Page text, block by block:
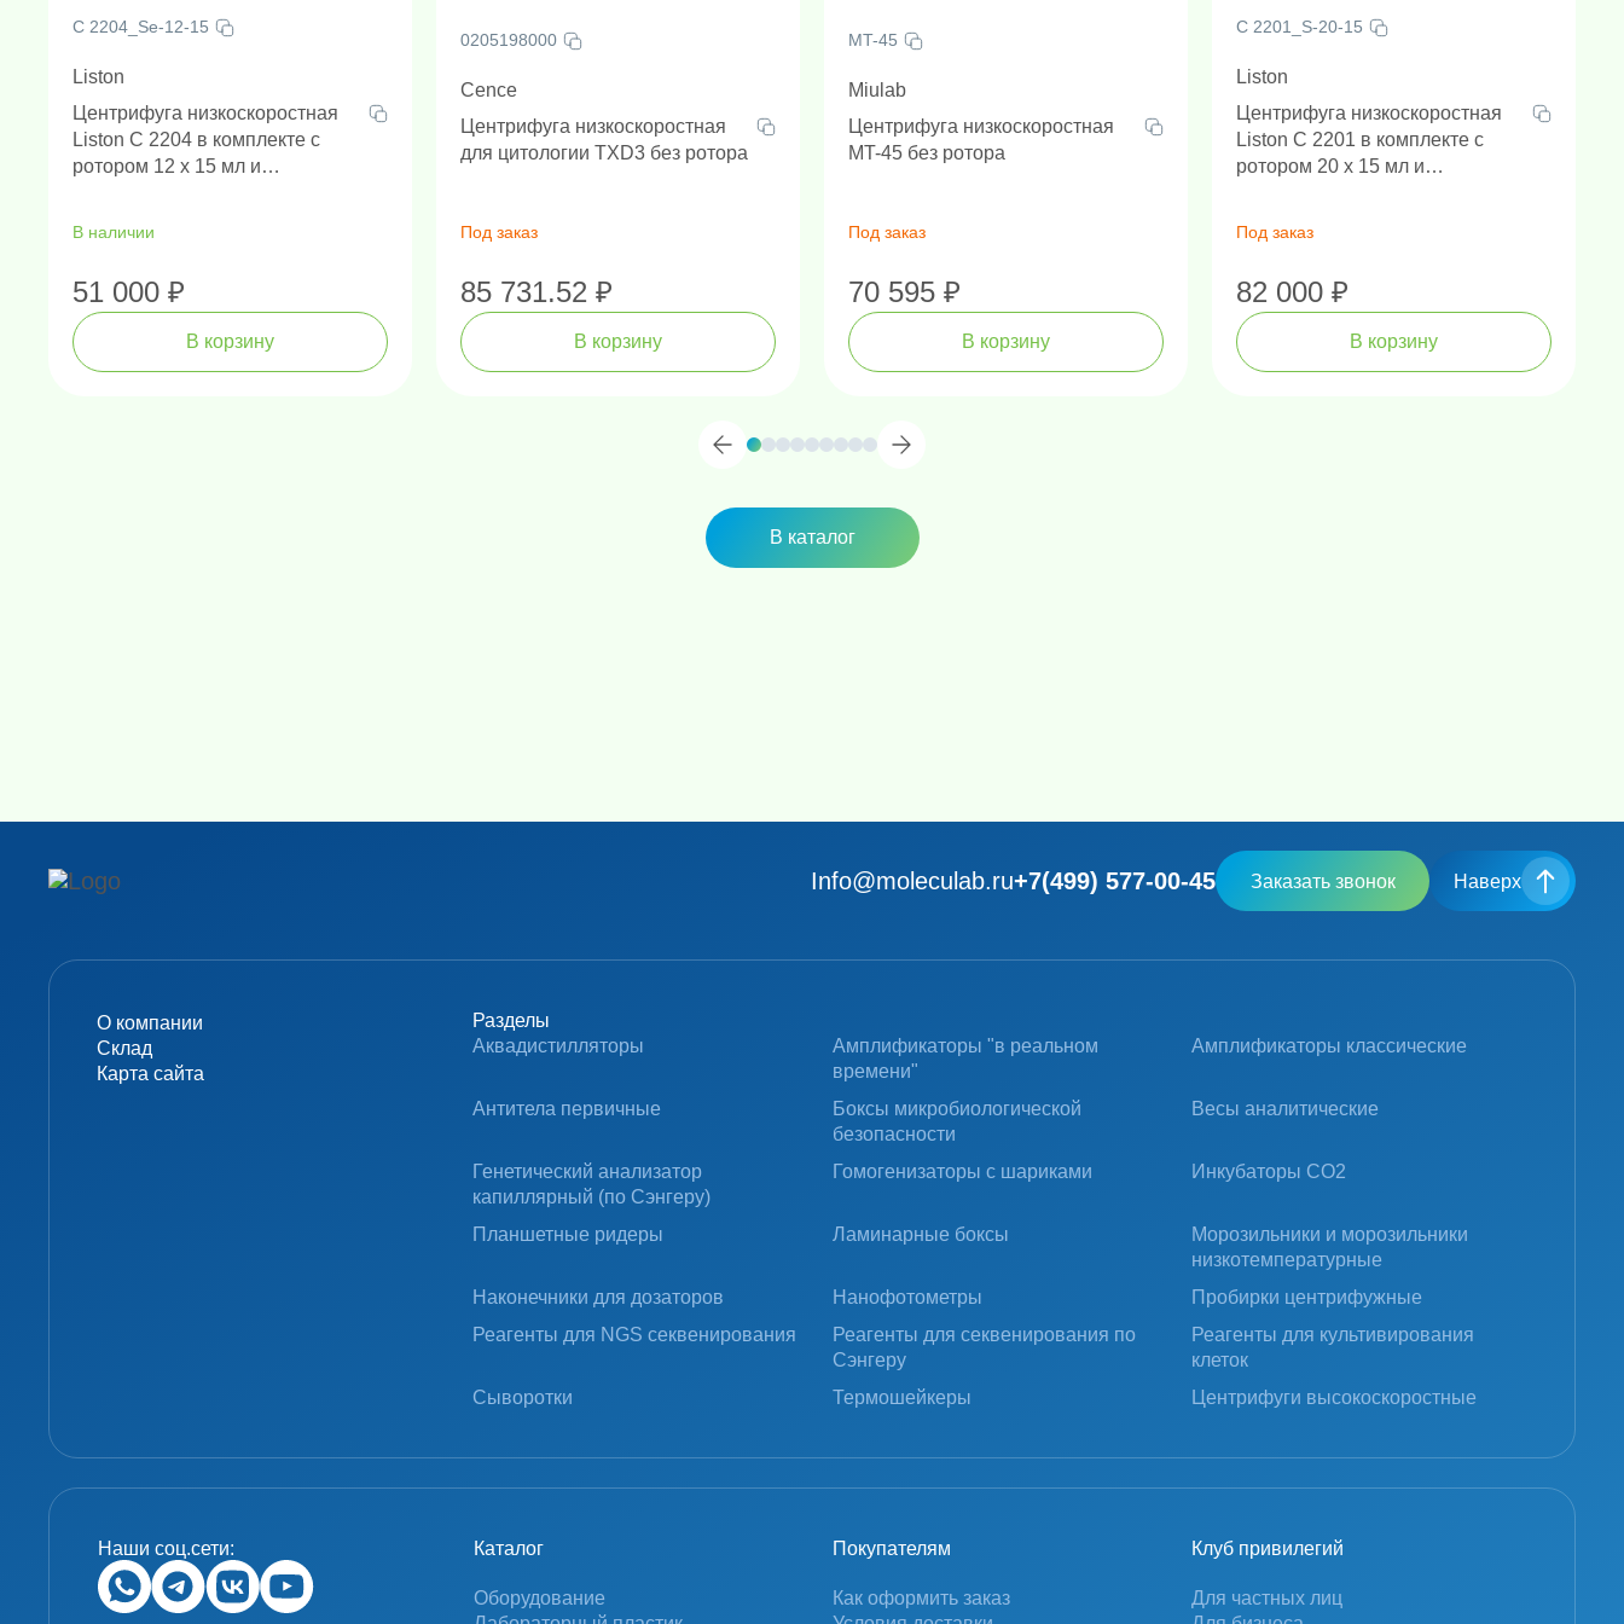
применения.
C 2204_Sе-12-15
Liston
Центрифуга низкоскоростная
Liston C 2204 в комплекте с
ротором 12 х 15 мл и
В наличии
51 000 ₽
В корзину
0205198000
Cence
Центрифуга низкоскоростная
для цитологии TXD3 без ротора
Под заказ
85 731.52 ₽
В корзину
MT-45
Miulab
Центрифуга низкоскоростная
MT-45 без ротора
Под заказ
70 595 ₽
В корзину
C 2201_S-20-15
Liston
Центрифуга низкоскоростная
Liston C 2201 в комплекте с
ротором 20 х 15 мл и
Под заказ
82 000 ₽
В корзину
В каталог
Info@moleculab.ru+7(499) 577-00-45 Заказать звонок Наверх
О компании
Склад
Карта сайта
Разделы
Аквадистилляторы
Амплификаторы "в реальном
времени"
Амплификаторы классические
Антитела первичные
Боксы микробиологической
безопасности
Весы аналитические
Генетический анализатор
капиллярный (по Сэнгеру)
Гомогенизаторы с шариками Инкубаторы CO2
Планшетные ридеры Ламинарные боксы
Морозильники и морозильники
низкотемпературные
Наконечники для дозаторов
Нанофотометры
Пробирки центрифужные
Реагенты для NGS секвенирования
Реагенты для секвенирования по
Сэнгеру
Реагенты для культивирования
клеток
Сыворотки
Термошейкеры Центрифуги высокоскоростные
Наши соц.сети: Каталог
Оборудование
Покупателям
Как оформить заказ
Клуб привилегий
Для частных лиц